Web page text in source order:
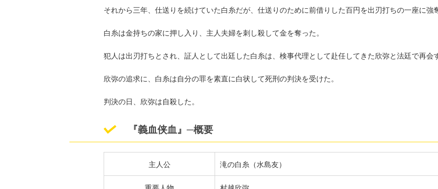
それから三年、仕送りを続けていた白糸だが、仕送りのために前借りした百円を出刃打ちの一座に強
白糸は金持ちの家に押し入り、主人夫婦を刺し殺して金を奪った。
犯人は出刃打ちとされ、証人として出廷した白糸は、検事代理として赴任してきた欣弥と法廷で再会す
欣弥の追求に、白糸は自分の罪を素直に白状して死刑の判決を受けた。
判決の日、欣弥は自殺した。
『義血侠血』─概要
主人公 滝の白糸（水島友）